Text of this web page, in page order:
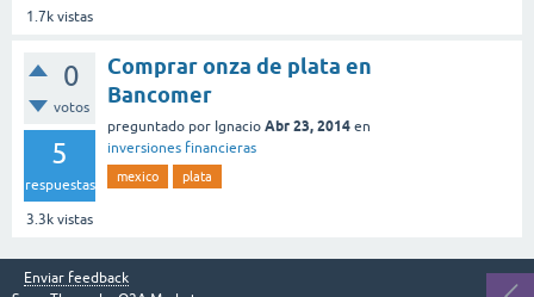
1.7k vistas
0
votos
5
respuestas
3.3k vistas
Comprar onza de plata en
Bancomer
preguntado por Ignacio Abr 23, 2014 en
inversiones financieras
mexico plata
Enviar feedback